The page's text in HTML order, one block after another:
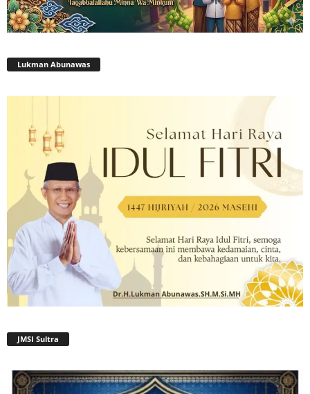
Lukman Abunawas
JMSI Sultra